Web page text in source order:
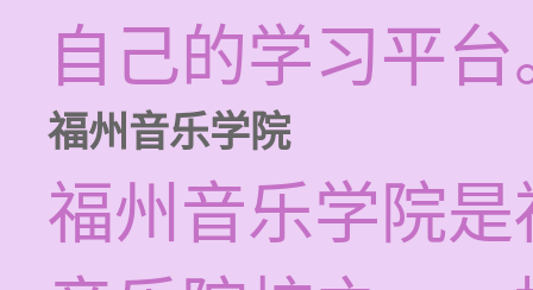
自己的学习平台
福州音乐学院
福州音乐学院